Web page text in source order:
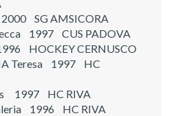
SG AMSICORA
1997 CUS PADOVA
HOCKEY CERNUSCO
Teresa 1997 HC
1997 HC RIVA
1996 HC RIVA